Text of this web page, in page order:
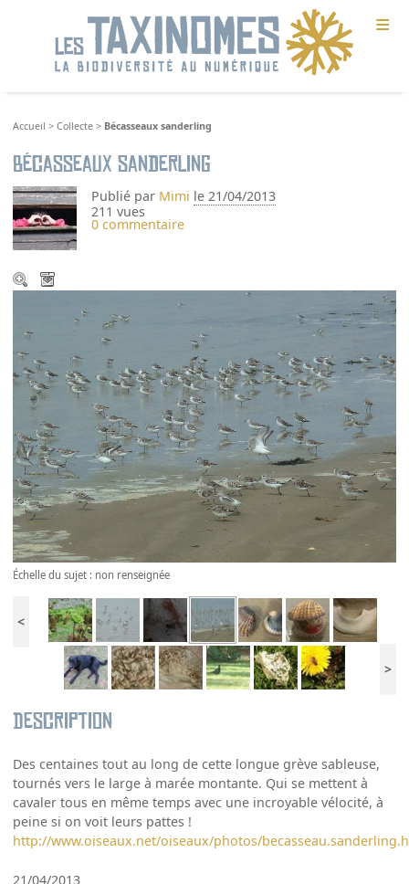
≡
Accueil >Collecte > Bécasseaux sanderling
Bécasseaux sanderling
Publié par Mimi le 21/04/2013
211 vues
0 commentaire
Échelle du sujet : non renseignée
<
>
Description
Des centaines tout au long de cette longue grève sableuse,
tournés vers le large à marée montante. Qui se mettent à
cavaler tous en même temps avec une incroyable vélocité, à
peine si on voit leurs pattes !
http://www.oiseaux.net/oiseaux/photos/
21/04/2013